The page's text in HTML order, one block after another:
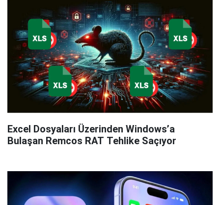
Excel Dosyaları Üzerinden Windows’a
Bulaşan Remcos RAT Tehlike Saçıyor